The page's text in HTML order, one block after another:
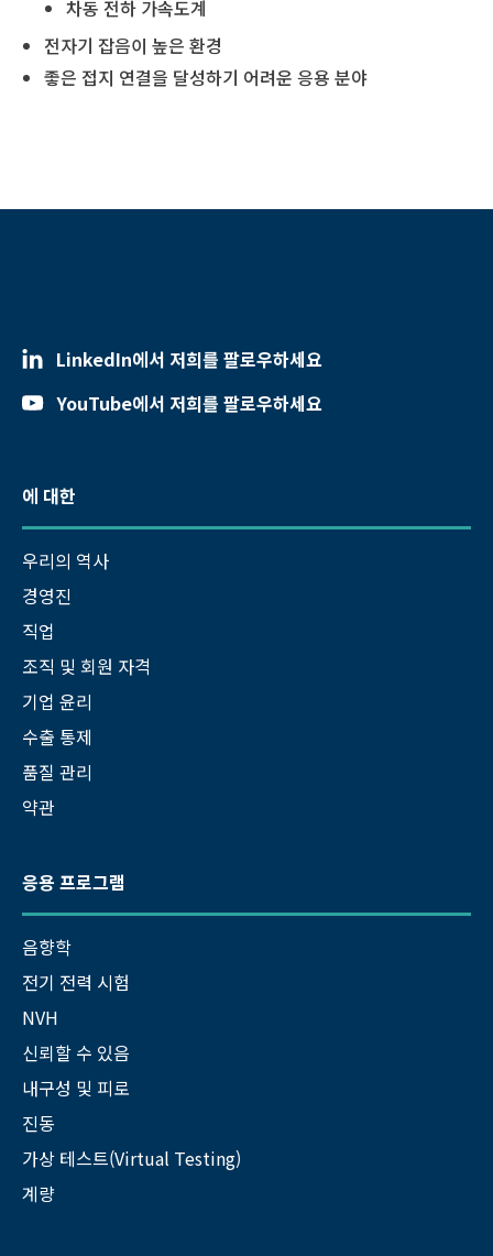
차동 전하 가속도계
전자기 잡음이 높은 환경
좋은 접지 연결을 달성하기 어려운 응용 분야
LinkedIn에서 저희를 팔로우하세요
YouTube에서 저희를 팔로우하세요
에 대한
우리의 역사
경영진
직업
조직 및 회원 자격
기업 윤리
수출 통제
품질 관리
약관
응용 프로그램
음향학
전기 전력 시험
NVH
신뢰할 수 있음
내구성 및 피로
진동
가상 테스트(Virtual Testing)
계량